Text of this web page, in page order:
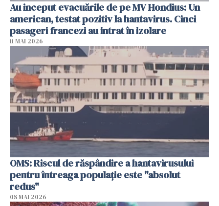
Au inceput evacuările de pe MV Hondius: Un
american, testat pozitiv la hantavirus. Cinci
pasageri francezi au intrat în izolare
11 MAI 2026
OMS: Riscul de răspândire a hantavirusului
pentru întreaga populaţie este "absolut
redus"
08 MAI 2026